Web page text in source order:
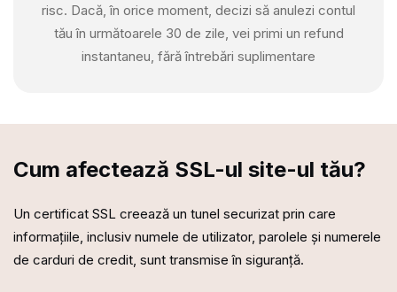
risc. Dacă, în orice moment, decizi să anulezi contul
tău în următoarele 30 de zile, vei primi un refund
instantaneu, fără întrebări suplimentare
Cum afectează SSL-ul site-ul tău?
Un certificat SSL creează un tunel securizat prin care
informațiile, inclusiv numele de utilizator, parolele și numerele
de carduri de credit, sunt transmise în siguranță.